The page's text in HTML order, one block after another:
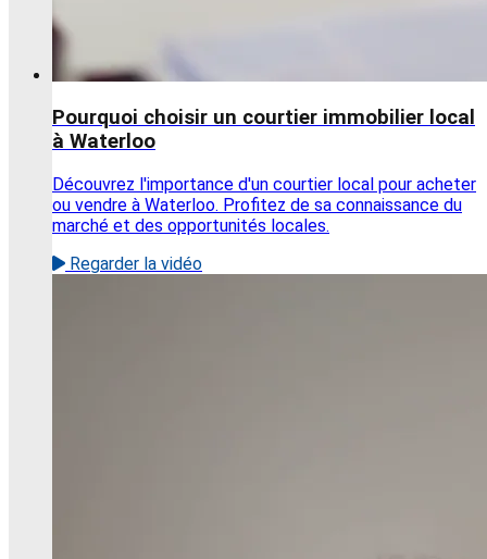
Pourquoi choisir un courtier immobilier local
à Waterloo
Découvrez l'importance d'un courtier local pour acheter
ou vendre à Waterloo. Profitez de sa connaissance du
marché et des opportunités locales.
Regarder la vidéo